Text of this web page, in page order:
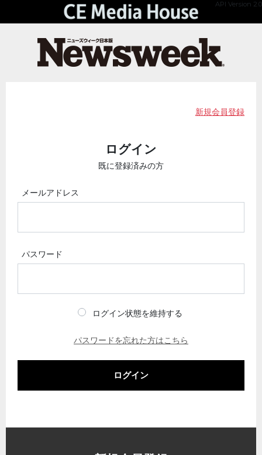
API Version 2.0
新規会員登録
ログイン
既に登録済みの方
メールアドレス
パスワード
ログイン状態を維持する
パスワードを忘れた方はこちら
ログイン